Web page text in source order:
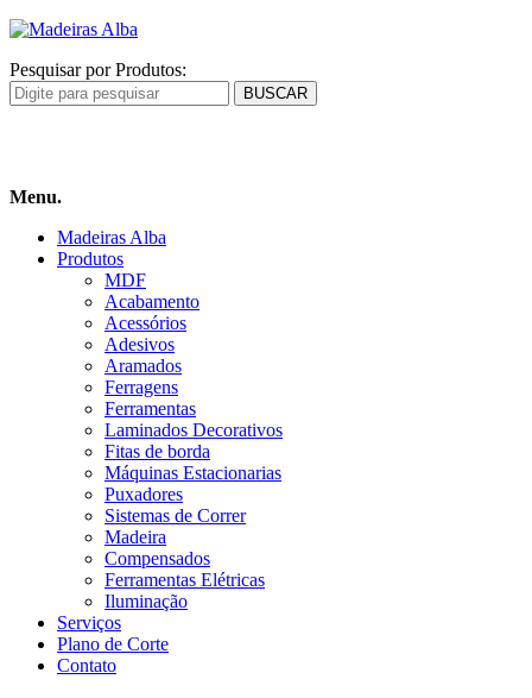
Pesquisar por Produtos:
Menu.
Madeiras Alba
Produtos
MDF
Acabamento
Acessórios
Adesivos
Aramados
Ferragens
Ferramentas
Laminados Decorativos
Fitas de borda
Máquinas Estacionarias
Puxadores
Sistemas de Correr
Madeira
Compensados
Ferramentas Elétricas
Iluminação
Serviços
Plano de Corte
Contato